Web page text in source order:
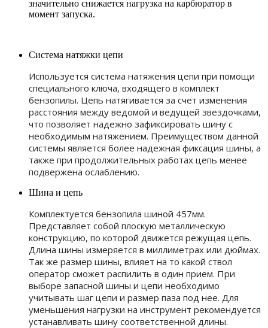
значительно снижается нагрузка на карбюратор в
момент запуска.
Система натяжки цепи
Используется система натяжения цепи при помощи
специального ключа, входящего в комплект
бензопилы. Цепь натягивается за счет изменения
расстояния между ведомой и ведущей звездочками,
что позволяет надежно зафиксировать шину с
необходимым натяжением. Преимуществом данной
системы является более надежная фиксация шины, а
также при продолжительных работах цепь менее
подвержена ослаблению.
Шина и цепь
Комплектуется бензопила шиной 457мм.
Представляет собой плоскую металлическую
конструкцию, по которой движется режущая цепь.
Длина шины измеряется в миллиметрах или дюймах.
Так же размер шины, влияет на то какой ствол
оператор сможет распилить в один прием. При
выборе запасной шины и цепи необходимо
учитывать шаг цепи и размер паза под нее. Для
уменьшения нагрузки на инструмент рекомендуется
устанавливать шину соответственной длины.